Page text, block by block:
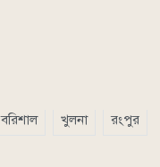
বরিশাল খুলনা রংপুর